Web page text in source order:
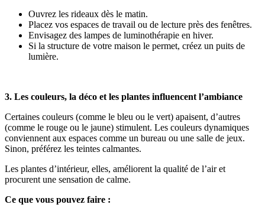
Ouvrez les rideaux dès le matin.
Placez vos espaces de travail ou de lecture près des fenêtres.
Envisagez des lampes de luminothérapie en hiver.
Si la structure de votre maison le permet, créez un puits de
lumière.
3. Les couleurs, la déco et les plantes influencent l’ambiance
Certaines couleurs (comme le bleu ou le vert) apaisent, d’autres
(comme le rouge ou le jaune) stimulent. Les couleurs dynamiques
conviennent aux espaces comme un bureau ou une salle de jeux.
Sinon, préférez les teintes calmantes.
Les plantes d’intérieur, elles, améliorent la qualité de l’air et
procurent une sensation de calme.
Ce que vous pouvez faire :